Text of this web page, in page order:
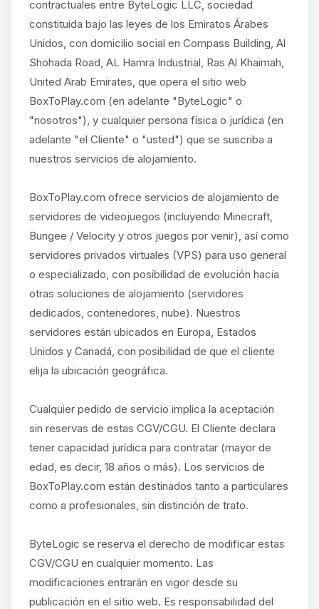
contractuales entre ByteLogic LLC, sociedad
constituida bajo las leyes de los Emiratos Árabes
Unidos, con domicilio social en Compass Building, Al
Shohada Road, AL Hamra Industrial, Ras Al Khaimah,
United Arab Emirates, que opera el sitio web
BoxToPlay.com (en adelante "ByteLogic" o
"nosotros"), y cualquier persona física o jurídica (en
adelante "el Cliente" o "usted") que se suscriba a
nuestros servicios de alojamiento.
BoxToPlay.com ofrece servicios de alojamiento de
servidores de videojuegos (incluyendo Minecraft,
Bungee / Velocity y otros juegos por venir), así como
servidores privados virtuales (VPS) para uso general
o especializado, con posibilidad de evolución hacia
otras soluciones de alojamiento (servidores
dedicados, contenedores, nube). Nuestros
servidores están ubicados en Europa, Estados
Unidos y Canadá, con posibilidad de que el cliente
elija la ubicación geográfica.
Cualquier pedido de servicio implica la aceptación
sin reservas de estas CGV/CGU. El Cliente declara
tener capacidad jurídica para contratar (mayor de
edad, es decir, 18 años o más). Los servicios de
BoxToPlay.com están destinados tanto a particulares
como a profesionales, sin distinción de trato.
ByteLogic se reserva el derecho de modificar estas
CGV/CGU en cualquier momento. Las
modificaciones entrarán en vigor desde su
publicación en el sitio web. Es responsabilidad del